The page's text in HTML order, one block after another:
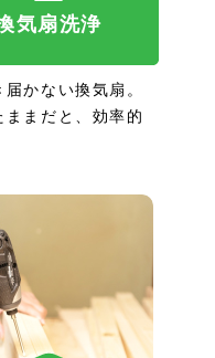
気扇洗浄
かない換気扇。
まだと、効率的